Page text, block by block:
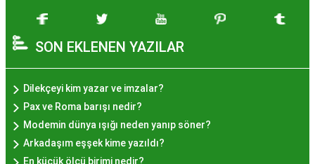
hazırlanan ve lezzetiyle damaklarda unutulmaz
izler bırakan bir tatlıdır. İstanbul'da popüler
olmasının arkasında bu eşsiz lezzetin herkesi
cezbetmesi ve geleneksel dokunuşlarla
hazırlanması yatmaktadır.
Hayır Lokması İstanbul'da
Nerede Bulunur?
SON EKLENEN YAZILAR
Dilekçeyi kim yazar ve imzalar?
Pax ve Roma barışı nedir?
Modemin dünya ışığı neden yanıp söner?
Arkadaşım eşşek kime yazıldı?
En küçük ölçü birimi nedir?